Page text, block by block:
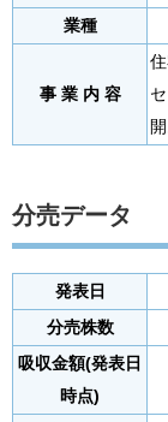
業種
事 業 内 容
開
分売データ
発表日
分売株数
吸収金額(発表日
時点)